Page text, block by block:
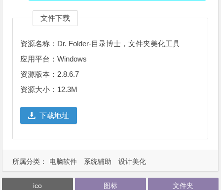
文件下载
资源名称：Dr. Folder-目录博士，文件夹美化工具
应用平台：Windows
资源版本：2.8.6.7
资源大小：12.3M
下载地址
所属分类： 电脑软件 系统辅助 设计美化
ico 图标 文件夹